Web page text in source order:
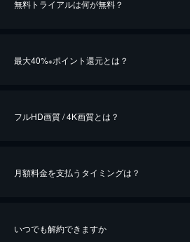
無料トライアルは何が無料？
最大40%※ポイント還元とは？
※40％ポイント還元の対象は、クレジットカード決済
フルHD画質 / 4K画質とは？
月額料金を支払うタイミングは？
いつでも解約できますか